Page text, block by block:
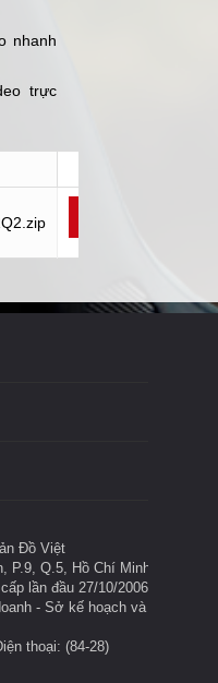
nhanh
trực
Đồ Việt
P.9, Q.5, Hồ Chí Minh
lần đầu 27/10/2006
- Sở kế hoạch và
thoại: (84-28)